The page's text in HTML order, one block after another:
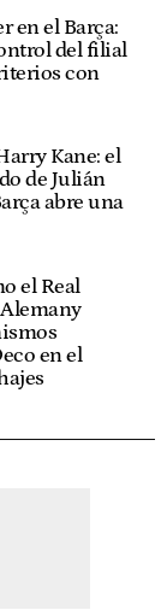
en el Barça:
del filial
con
Kane: el
de Julián
abre una
el Real
en el